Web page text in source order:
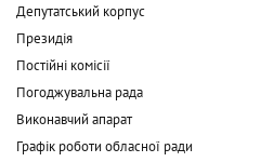
Депутатський корпус
Президія
Постійні комісії
Погоджувальна рада
Виконавчий апарат
Графік роботи обласної ради